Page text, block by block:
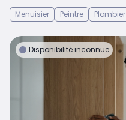
Menuisier Peintre Plombier
Disponibilité inconnue